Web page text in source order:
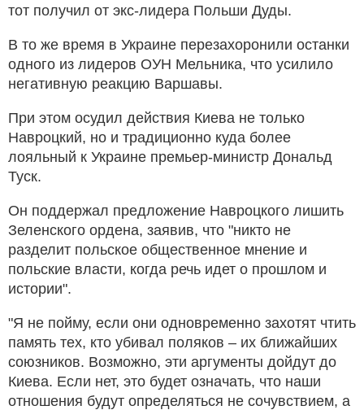
тот получил от экс-лидера Польши Дуды.
В то же время в Украине перезахоронили останки
одного из лидеров ОУН Мельника, что усилило
негативную реакцию Варшавы.
При этом осудил действия Киева не только
Навроцкий, но и традиционно куда более
лояльный к Украине премьер-министр Дональд
Туск.
Он поддержал предложение Навроцкого лишить
Зеленского ордена, заявив, что "никто не
разделит польское общественное мнение и
польские власти, когда речь идет о прошлом и
истории".
"Я не пойму, если они одновременно захотят чтить
память тех, кто убивал поляков – их ближайших
союзников. Возможно, эти аргументы дойдут до
Киева. Если нет, это будет означать, что наши
отношения будут определяться не сочувствием, а